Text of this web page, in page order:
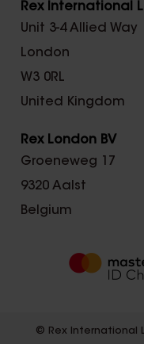
Rex International
Unit 3-4 Allied Way
London
W3 0RL
United Kingdom
Rex London BV
Groeneweg 17
9320 Aalst
Belgium
© Rex International